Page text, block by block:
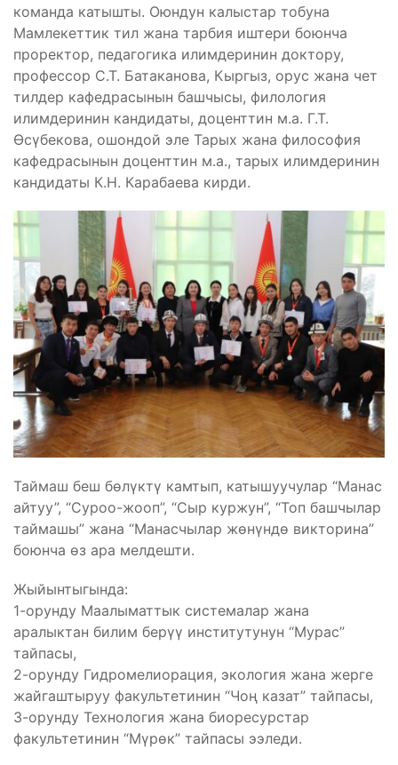
команда катышты. Оюндун калыстар тобуна
Мамлекеттик тил жана тарбия иштери боюнча
проректор, педагогика илимдеринин доктору,
профессор С.Т. Батаканова, Кыргыз, орус жана чет
тилдер кафедрасынын башчысы, филология
илимдеринин кандидаты, доценттин м.а. Г.Т.
Өсүбекова, ошондой эле Тарых жана философия
кафедрасынын доценттин м.а., тарых илимдеринин
кандидаты К.Н. Карабаева кирди.
Таймаш беш бөлүктү камтып, катышуучулар “Манас
айтуу”, “Суроо-жооп”, “Сыр куржун”, “Топ башчылар
таймашы” жана “Манасчылар жөнүндө викторина”
боюнча өз ара мелдешти.
Жыйынтыгында:
1-орунду Маалыматтык системалар жана
аралыктан билим берүү институтунун “Мурас”
тайпасы,
2-орунду Гидромелиорация, экология жана жерге
жайгаштыруу факультетинин “Чоң казат” тайпасы,
3-орунду Технология жана биоресурстар
факультетинин “Мүрөк” тайпасы ээледи.